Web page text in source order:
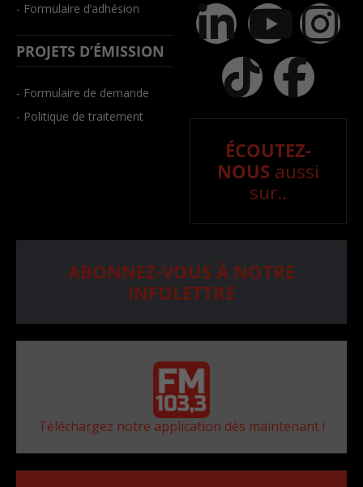
- Formulaire d’adhésion
PROJETS D’ÉMISSION
- Formulaire de demande
- Politique de traitement
ÉCOUTEZ-
NOUS aussi
sur..
ABONNEZ-VOUS À NOTRE
INFOLETTRE
Téléchargez notre application dès maintenant !